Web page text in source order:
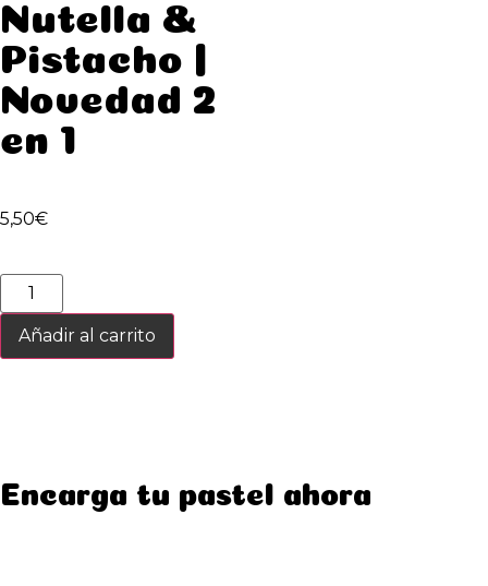
Nutella &
Pistacho |
Novedad 2
en 1
5,50€
Añadir al carrito
Encarga tu pastel ahora